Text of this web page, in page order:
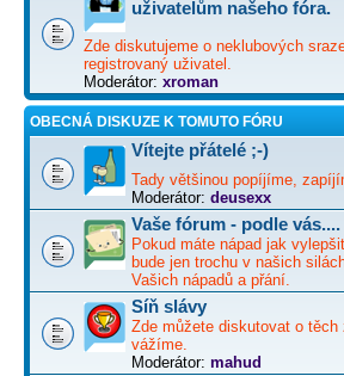
uživatelům našeho fóra.
Zde diskutujeme o neklubových
registrovaný uživatel.
Moderátor: xroman
OBECNÁ DISKUZE K TOMUTO FÓRU
Vítejte přátelé ;-)
Tady většinou popíjíme,
Moderátor: deusexx
Vaše fórum - podle vás....
Pokud máte nápad jak
bude jen trochu v našich
Vašich nápadů a přání.
Síň slávy
Zde můžete diskutovat o
vážíme.
Moderátor: mahud